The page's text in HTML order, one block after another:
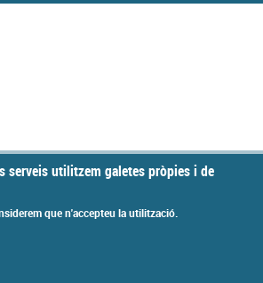
serveis utilitzem galetes pròpies i de
que n'accepteu la utilització.